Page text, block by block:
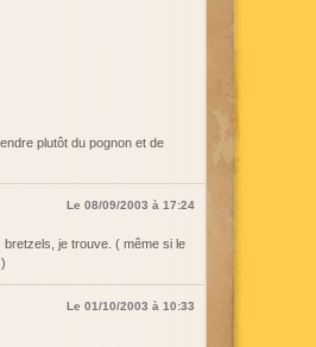
plutôt du pognon et de
Le 08/09/2003 à 17:24
je trouve. ( même si le
Le 01/10/2003 à 10:33